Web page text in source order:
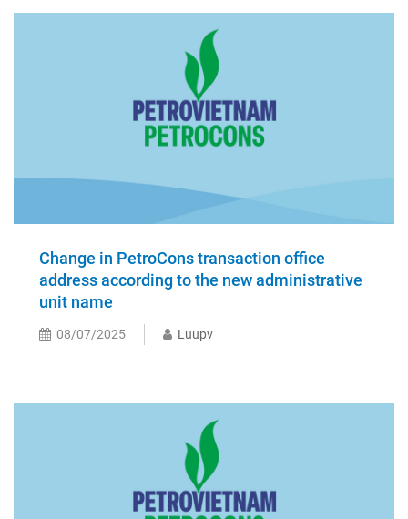
Change in PetroCons transaction office
address according to the new administrative
unit name
08/07/2025 Luupv